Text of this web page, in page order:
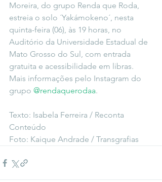
Moreira, do grupo Renda que Roda,
estreia o solo ´Yakámokeno´, nesta
quinta-feira (06), às 19 horas, no
Auditório da Universidade Estadual de
Mato Grosso do Sul, com entrada
gratuita e acessibilidade em libras.
Mais informações pelo Instagram do
grupo @rendaquerodaa.
Texto: Isabela Ferreira / Reconta
Conteúdo
Foto: Kaique Andrade / Transgrafias